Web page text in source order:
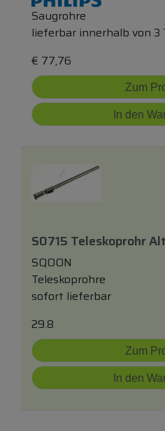
Saugrohre
lieferbar innerhalb von 3
€ 77,76
Zum
In den
S0715 Teleskoprohr
SQOON
Teleskoprohre
sofort lieferbar
29.8
Zum
In den